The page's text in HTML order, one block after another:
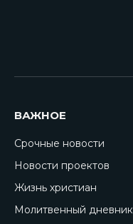
ВАЖНОЕ
Срочные новости
Новости проектов
Жизнь христиан
Молитвенный дневник